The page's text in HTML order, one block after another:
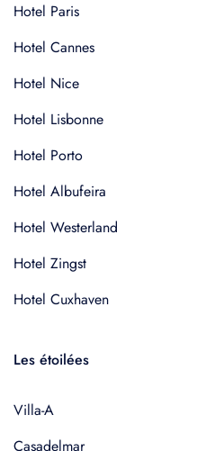
Hotel Paris
Hotel Cannes
Hotel Nice
Hotel Lisbonne
Hotel Porto
Hotel Albufeira
Hotel Westerland
Hotel Zingst
Hotel Cuxhaven
Les étoilées
Villa-A
Casadelmar